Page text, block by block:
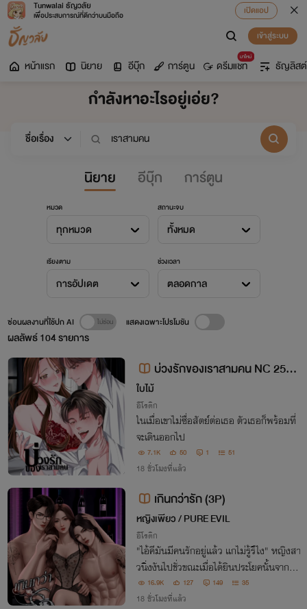
Tunwalai ธัญวลัย
เพื่อประสบการณ์ที่ดีกว่าบนมือถือ
เปิดแอป
เข้าสู่ระบบ
หน้าแรก นิยาย อีบุ๊ก การ์ตูน
มาใหม่
ดรีมแชท ธัญลิสต์
กำลังหาอะไรอยู่เอ่ย?
นิยาย อีบุ๊ก การ์ตูน
หมวด
ทุกหมวด
สถานะจบ
ทั้งหมด
เรียงตาม
การอัปเดต
ช่วงเวลา
ตลอดกาล
ผลลัพธ์104รายการ
ซ่อนผลงานที่ใช้ปก AI แสดงเฉพาะโปรโมชัน
บ่วงรักของเราสามคน NC 25++
+(3P)
ใบไม้
อีโรติก
ในเมื่อเขาไม่ซื่อสัตย์ต่อเธอ ตัวเธอก็พร้อมที่
จะเดินออกไป
7.1K 50 1 51
18 ชั่วโมงที่แล้ว
เกินกว่ารัก (3P)
หญิงเพียว / PURE EVIL
อีโรติก
"ไอ้คีมันมีคนรักอยู่แล้ว แกไม่รู้รึไง" หญิงสา
วนิ่งงันไปชั่วขณะเมื่อได้ยินประโยคนั้นจากพี่
ชาย หากสุดท้ายก็เบะปากไหวไหล่ "แล้วไง?
ก็เซจะเอา!"
16.9K 127 149 35
18 ชั่วโมงที่แล้ว